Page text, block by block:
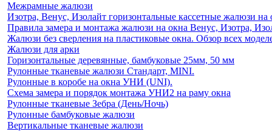
Межрамные жалюзи
Изотра, Венус, Изолайт горизонтальные кассетные жалюзи на
Правила замера и монтажа жалюзи на окна Венус, Изотра,
Жалюзи без сверления на пластиковые окна. Обзор всех
Жалюзи для арки
Горизонтальные деревянные, бамбуковые 25мм, 50 мм
Рулонные тканевые жалюзи Стандарт, MINI.
Рулонные в коробе на окна УНИ (UNI).
Схема замера и порядок монтажа УНИ2 на раму окна
Рулонные тканевые Зебра (День/Ночь)
Рулонные бамбуковые жалюзи
Вертикальные тканевые жалюзи